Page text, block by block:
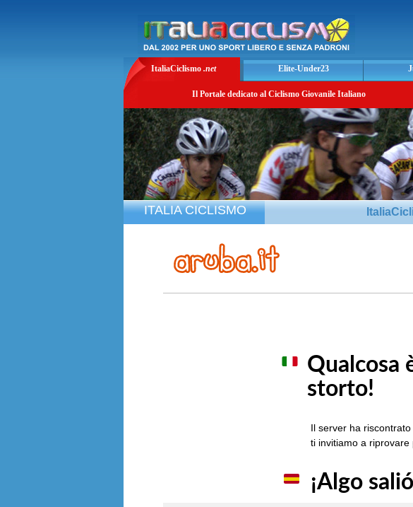
ItaliaCiclismo .net Elite-Under23
Il Portale dedicato al Ciclismo Giovanile Italiano
ITALIA CICLISMO